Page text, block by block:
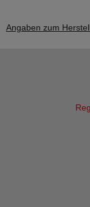
Angaben zum